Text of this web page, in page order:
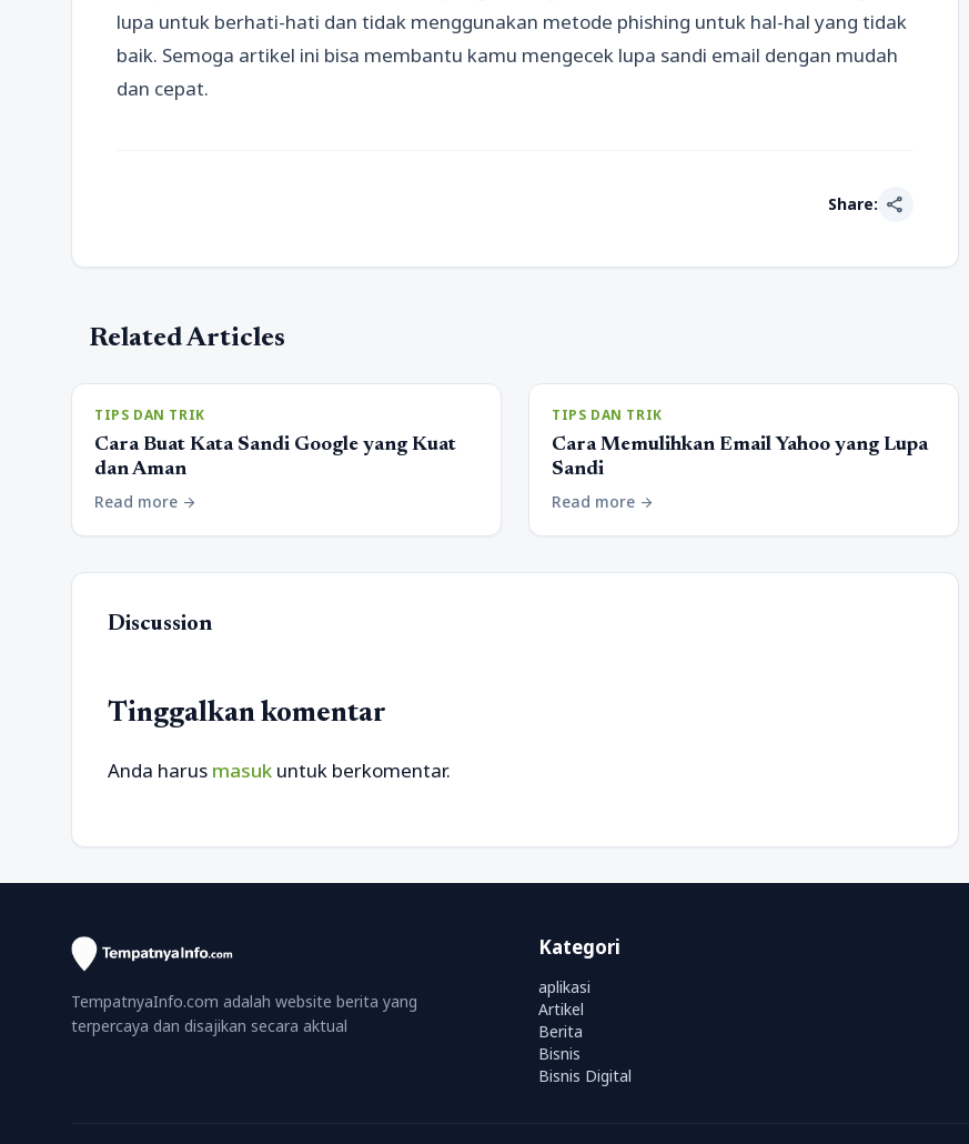
lupa untuk berhati-hati dan tidak menggunakan metode phishing untuk hal-hal yang tidak
baik. Semoga artikel ini bisa membantu kamu mengecek lupa sandi email dengan mudah
dan cepat.
Share: share
Related Articles
TIPS DAN TRIK
Cara Buat Kata Sandi Google yang Kuat
dan Aman
Read more arrow_forward
TIPS DAN TRIK
Cara Memulihkan Email Yahoo yang Lupa
Sandi
Read more arrow_forward
Discussion
Tinggalkan komentar
Anda harus masuk untuk berkomentar.
TempatnyaInfo.com adalah website berita yang
terpercaya dan disajikan secara aktual
Kategori
aplikasi
Artikel
Berita
Bisnis
Bisnis Digital